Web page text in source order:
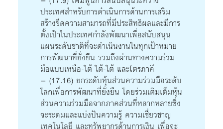
ประเทศสำหรับการดำเนินการด้านการเสริม
สร้างขีดความสามารถที่มีประสิทธิผลและมีการ
ตั้งเป้าในประเทศกำลังพัฒนาเพื่อสนับสนุน
แผนระดับชาติที่จะดำเนินงานในทุกเป้าหมาย
การพัฒนาที่ยั่งยืน รวมถึงผ่านทางความร่วม
มือแบบเหนือ-ใต้ ใต้-ใต้ และไตรภาคี
– (17.16) ยกระดับหุ้นส่วนความร่วมมือระดับ
โลกเพื่อการพัฒนาที่ยั่งยืน โดยร่วมเติมเต็มหุ้น
ส่วนความร่วมมือจากภาคส่วนที่หลากหลายซึ่ง
จะระดมและแบ่งปันความรู้ ความเชี่ยวชาญ
เทคโนโลยี และทรัพยากรด้านการเงิน เพื่อจะ